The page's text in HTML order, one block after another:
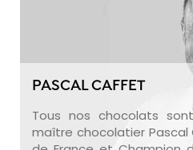
PASCAL CAFFET
Tous nos chocolats
maître chocolatier Pascal